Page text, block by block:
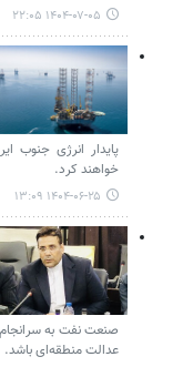
۱۴۰۴-۰۷-۰۵ ۲۲:۰۵
پایدار انرژی جنوب
خواهند کرد.
۱۴۰۴-۰۶-۲۵ ۱۳:۰۹
صنعت نفت به سرانجام
عدالت منطقه‌ای باشد.